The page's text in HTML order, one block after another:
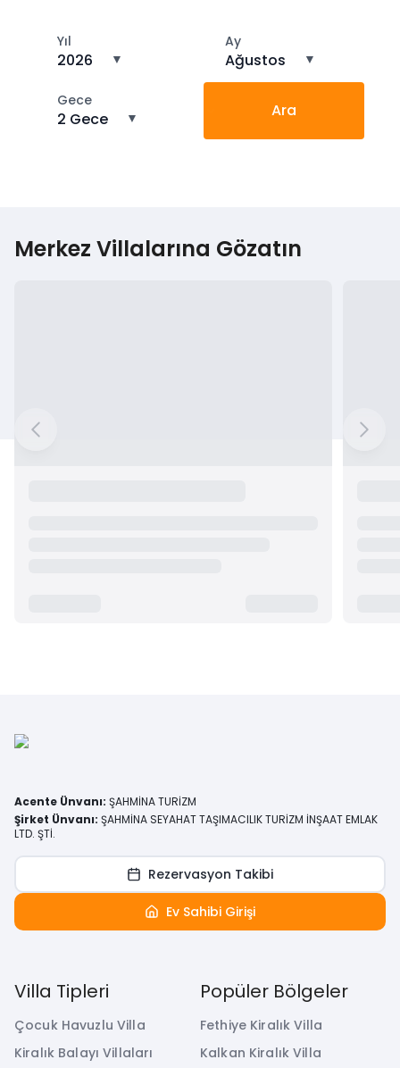
Yıl
2026 ▼
Ay
Ağustos ▼
Gece
2 Gece ▼ Ara
Merkez Villalarına Gözatın
Villa Tipleri
Çocuk Havuzlu Villa
Kiralık Balayı Villaları
Popüler Bölgeler
Fethiye Kiralık Villa
Kalkan Kiralık Villa
Acente Ünvanı: ŞAHMİNA TURİZM
Şirket Ünvanı: ŞAHMİNA SEYAHAT TAŞIMACILIK TURİZM İNŞAAT EMLAK
LTD. ŞTİ.
Rezervasyon Takibi
Ev Sahibi Girişi